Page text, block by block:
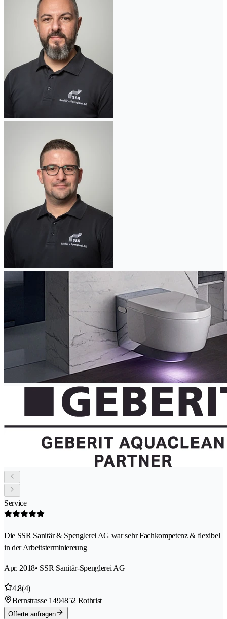
Service
Die SSR Sanitär & Spenglerei AG war sehr Fachkompetenz & flexibel
in der Arbeitsterminiereung
Apr. 2018• SSR Sanitär-Spenglerei AG
4.8(4)
Bernstrasse 1494852 Rothrist
Offerte anfragen